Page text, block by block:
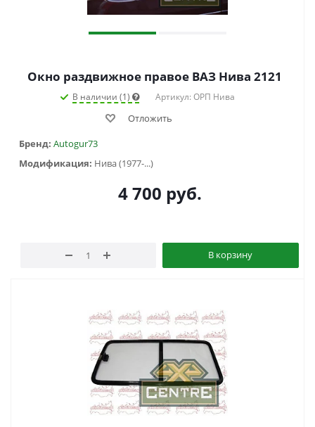
Окно раздвижное правое ВАЗ Нива 2121
В наличии (1) Артикул: ОРП Нива
Отложить
Бренд: Autogur73
Модификация: Нива (1977-...)
4 700 руб.
В корзину